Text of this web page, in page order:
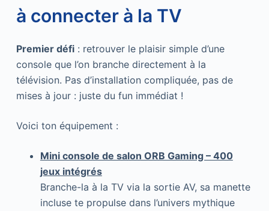
à connecter à la TV
Premier défi: retrouver le plaisir simple d’une
console que l’on branche directement à la
télévision. Pas d’installation compliquée, pas de
mises à jour : juste du fun immédiat !
Voici ton équipement :
Mini console de salon ORB Gaming – 400
jeux intégrés
Branche-la à la TV via la sortie AV, sa manette
incluse te propulse dans l’univers mythique